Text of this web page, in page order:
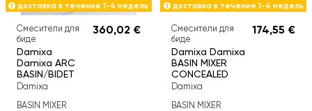
доставка в течение 1-4 недель
Смесители для
биде
Damixa
Damixa ARC
BASIN/BIDET
Damixa
360,02 €
BASIN MIXER
доставка в течение 1-4 недель
Смесители для
биде
Damixa Damixa
BASIN MIXER
CONCEALED
Damixa
174,55 €
BASIN MIXER